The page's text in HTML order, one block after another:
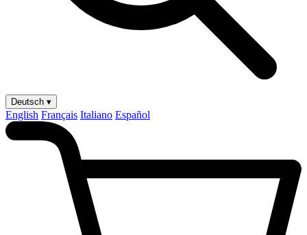
Deutsch ▾
English Français Italiano Español